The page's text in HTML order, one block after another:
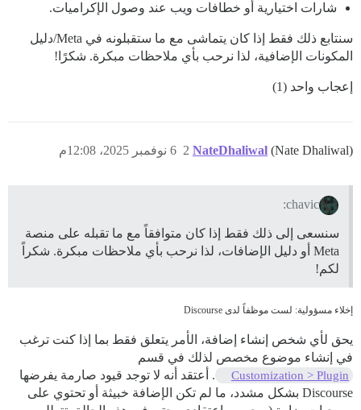
شارات اختيارية أو خطافات ويب عند وصول الإكراميات.
سنتابع ذلك فقط إذا كان يتماشى مع ما ستقبلونه في Meta/دليل
المكونات الإضافية، لذا نرحب بأي ملاحظات مبكرة. شكرًا!
إعجاب واحد (1)
NateDhaliwal (Nate Dhaliwal) 6 نوفمبر 2025، 12:08م 2
chavic:
سنسعى إلى ذلك فقط إذا كان متوافقاً مع ما تقبله على منصة
Meta أو دليل الإضافات، لذا نرحب بأي ملاحظات مبكرة. شكراً
لكم!
إخلاء مسؤولية: لست موظفاً لدى Discourse
يحق لأي شخص إنشاء إضافة، الأمر يتعلق فقط بما إذا كنت ترغب
في إنشاء موضوع مخصص لذلك في قسم
Customization > Plugin
. أعتقد أنه لا توجد قيود صارمة يفرضها
Discourse بشكل مشدد، ما لم تكن الإضافة خبيثة أو تحتوي على